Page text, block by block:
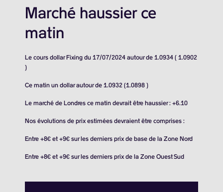
Marché haussier ce
matin
Le cours dollar Fixing du 17/07/2024 autour de 1.0934 ( 1.0902
)
Ce matin un dollar autour de 1.0932 (1.0898 )
Le marché de Londres ce matin devrait être haussier : +6.10
Nos évolutions de prix estimées devraient être comprises :
Entre +8€ et +9€ sur les derniers prix de base de la Zone Nord
Entre +8€ et +9€ sur les derniers prix de la Zone Ouest Sud